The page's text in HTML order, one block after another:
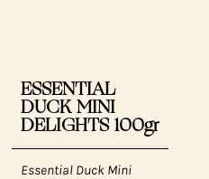
ESSENTIAL
DUCK MINI
DELIGHTS 100gr
Essential Duck Mini